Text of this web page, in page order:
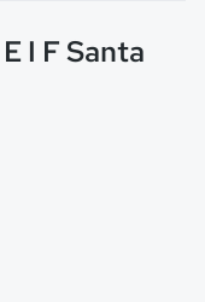
I F Santa